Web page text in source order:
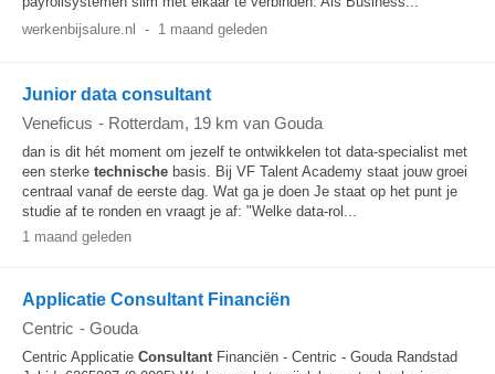
werkenbijsalure.nl
- 1 maand geleden
Junior data consultant
Veneficus - Rotterdam, 19 km van Gouda
dan is dit hét moment om jezelf te ontwikkelen tot data-specialist met
een sterke technische basis. Bij VF Talent Academy staat jouw groei
centraal vanaf de eerste dag. Wat ga je doen Je staat op het punt je
studie af te ronden en vraagt je af: "Welke data-rol...
1 maand geleden
Applicatie Consultant Financiën
Centric - Gouda
Centric Applicatie ConsultantFinanciën - Centric - Gouda Randstad